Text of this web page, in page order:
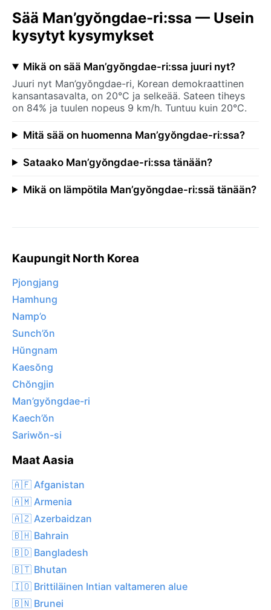
Sää Man’gyŏngdae-ri:ssa — Usein
kysytyt kysymykset
Mikä on sää Man’gyŏngdae-ri:ssa juuri nyt?
Juuri nyt Man’gyŏngdae-ri, Korean demokraattinen
kansantasavalta, on 20°C ja selkeää. Sateen tiheys
on 84% ja tuulen nopeus 9 km/h. Tuntuu kuin 20°C.
Mitä sää on huomenna Man’gyŏngdae-ri:ssa?
Sataako Man’gyŏngdae-ri:ssa tänään?
Mikä on lämpötila Man’gyŏngdae-ri:ssä tänään?
Kaupungit North Korea
Pjongjang
Hamhung
Namp’o
Sunch’ŏn
Hŭngnam
Kaesŏng
Chŏngjin
Man’gyŏngdae-ri
Kaech’ŏn
Sariwŏn-si
Maat Aasia
🇦🇫 Afganistan
🇦🇲 Armenia
🇦🇿 Azerbaidzan
🇧🇭 Bahrain
🇧🇩 Bangladesh
🇧🇹 Bhutan
🇮🇴 Brittiläinen Intian valtameren alue
🇧🇳 Brunei